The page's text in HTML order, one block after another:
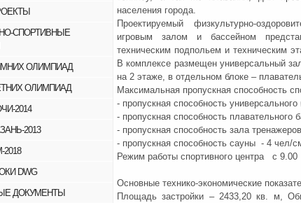
СПОРТИВНЫЕ
ОЛИМПИАД
ОЛИМПИАД
2014
2013
DWG
ДОКУМЕНТЫ
населения города.
Проектируемый физкультурно-
игровым залом и бассейном
техническим подпольем и техническим
В комплексе размещен универсальный
на 2 этаже, в отдельном блоке –
Максимальная пропускная способность
- пропускная способность
- пропускная способность плавательного
- пропускная способность зала
- пропускная способность сауны - 4 чел/
Режим работы спортивного центра с
Основные технико-экономические
Площадь застройки – 2433,20 кв. м,